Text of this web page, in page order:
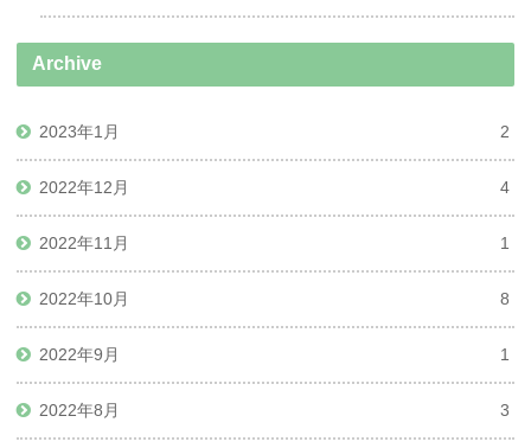
Archive
2023年1月 2
2022年12月 4
2022年11月 1
2022年10月 8
2022年9月 1
2022年8月 3